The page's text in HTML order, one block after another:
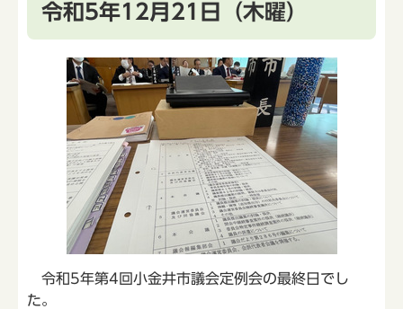
令和5年12月21日（木曜）
令和5年第4回小金井市議会定例会の最終日でし
た。